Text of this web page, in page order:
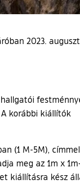
2023.
korábbi kiállítók
(1 M-5M),
meg az 1m x
kiállításra kész